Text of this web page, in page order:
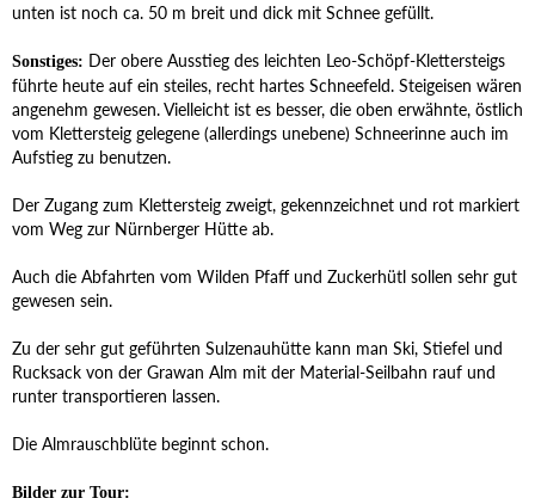
unten ist noch ca. 50 m breit und dick mit Schnee gefüllt.
Sonstiges: Der obere Ausstieg des leichten Leo-Schöpf-Klettersteigs
führte heute auf ein steiles, recht hartes Schneefeld. Steigeisen wären
angenehm gewesen. Vielleicht ist es besser, die oben erwähnte, östlich
vom Klettersteig gelegene (allerdings unebene) Schneerinne auch im
Aufstieg zu benutzen.
Der Zugang zum Klettersteig zweigt, gekennzeichnet und rot markiert
vom Weg zur Nürnberger Hütte ab.
Auch die Abfahrten vom Wilden Pfaff und Zuckerhütl sollen sehr gut
gewesen sein.
Zu der sehr gut geführten Sulzenauhütte kann man Ski, Stiefel und
Rucksack von der Grawan Alm mit der Material-Seilbahn rauf und
runter transportieren lassen.
Die Almrauschblüte beginnt schon.
Bilder zur Tour: